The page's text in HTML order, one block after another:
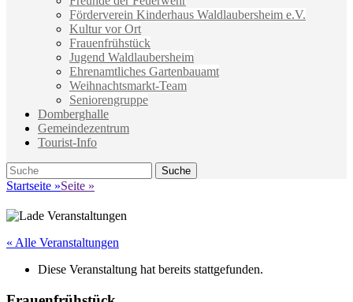
Förderverein Kinderhaus Waldlaubersheim e.V.
Kultur vor Ort
Frauenfrühstück
Jugend Waldlaubersheim
Ehrenamtliches Gartenbauamt
Weihnachtsmarkt-Team
Seniorengruppe
Domberghalle
Gemeindezentrum
Tourist-Info
Suche
Suche
nach:
Startseite »Seite »
« Alle Veranstaltungen
Diese Veranstaltung hat bereits stattgefunden.